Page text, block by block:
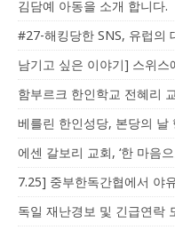
김담예 아동을 소개 합니다.
#27-해킹당한 SNS, 유럽의
남기고 싶은 이야기] 스위
함부르크 한인학교 전혜리
베를린 한인성당, 본당의 날
에센 갈보리 교회, ‘한 마음
7.25] 중부한독간협에서 야
독일 재난경보 및 긴급연락